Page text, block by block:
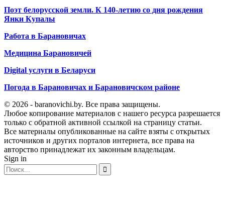
Поэт белорусской земли. К 140-летию со дня рождения
Янки Купалы
Работа в Барановичах
Медицина Барановичей
Digital услуги в Беларуси
Погода в Барановичах и Барановичском районе
© 2026 - baranovichi.by. Все права защищены.
Любое копирование материалов с нашего ресурса разрешается
только с обратной активной ссылкой на страницу статьи.
Все материалы опубликованные на сайте взяты с открытых
источников и других порталов интернета, все права на
авторство принадлежат их законным владельцам.
Sign in